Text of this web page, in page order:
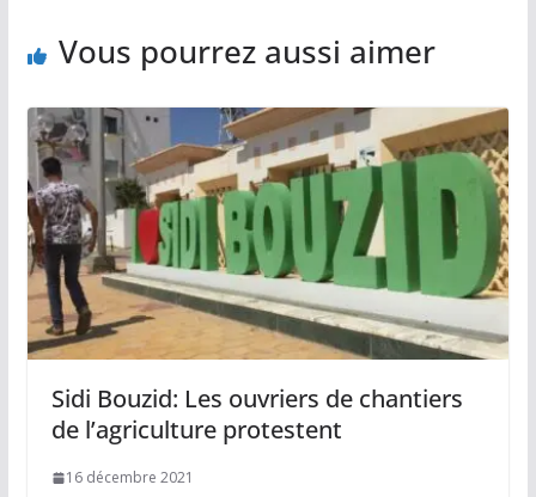
Vous pourrez aussi aimer
Sidi Bouzid: Les ouvriers de chantiers
de l’agriculture protestent
16 décembre 2021